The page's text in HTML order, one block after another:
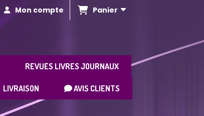
Mon compte Panier
REVUES LIVRES JOURNAUX
LIVRAISON AVIS CLIENTS